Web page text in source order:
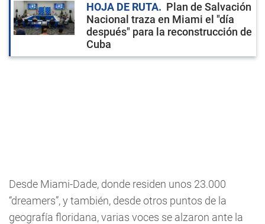
HOJA DE RUTA
Plan de Salvación
Nacional traza en Miami el "día
después" para la reconstrucción de
Cuba
Desde Miami-Dade, donde residen unos 23.000
“dreamers”, y también, desde otros puntos de la
geografía floridana, varias voces se alzaron ante la